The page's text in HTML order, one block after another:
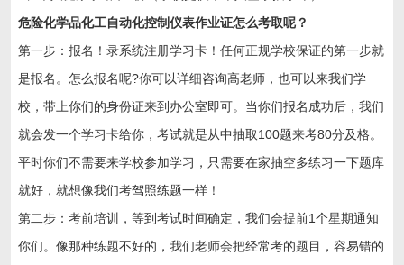
危险化学品化工自动化控制仪表作业证怎么考取呢？
第一步：报名！录系统注册学习卡！任何正规学校保证的第一步就
是报名。怎么报名呢?你可以详细咨询高老师，也可以来我们学
校，带上你们的身份证来到办公室即可。当你们报名成功后，我们
就会发一个学习卡给你，考试就是从中抽取100题来考80分及格。
平时你们不需要来学校参加学习，只需要在家抽空多练习一下题库
就好，就想像我们考驾照练题一样！
第二步：考前培训，等到考试时间确定，我们会提前1个星期通知
你们。像那种练题不好的，我们老师会把经常考的题目，容易错的